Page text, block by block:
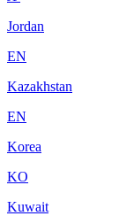
Jordan
EN
Kazakhstan
EN
Korea
KO
Kuwait